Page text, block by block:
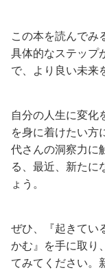
この本を読んでみ
具体的なステップ
で、より良い未来
自分の人生に変化
を身に着けたい方
代さんの洞察力に
る、最近、新たに
ょう。
ぜひ、『起きて
かむ』を手に取り
てみてください。